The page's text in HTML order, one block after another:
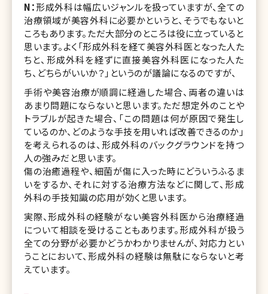
N：形成外科は幅広いジャンルを扱っていますが、全ての
治療領域が美容外科に必要かというと、そうでもないと
ころもあります。ただ大部分のところは役に立っていると
思います。よく「形成外科を経て美容外科医となった人た
ちと、形成外科を経ずに直接美容外科医になった人た
ち、どちらがいいか？」というのが議論になるのですが、
手術や美容治療が順調に経過した場合、両者の違いは
あまり問題にならないと思います。ただ想定外のことや
トラブルが起きた場合、「この問題は何が原因で発生し
ているのか、どのような手技を用いれば改善できるのか」
を考えられるのは、形成外科のバックグラウンドを持つ
人の強みだと思います。
傷の治癒過程や、細菌が傷に入った時にどういうふるま
いをするか、それに対する治療方法などに関して、形成
外科の手技知識の応用が効くと思います。
実際、形成外科の経験がない美容外科医から治療経過
について相談を受けることもあります。形成外科が扱う
全ての分野が必要かどうかわかりませんが、対応力とい
うことにおいて、形成外科の経験は無駄にならないと考
えています。